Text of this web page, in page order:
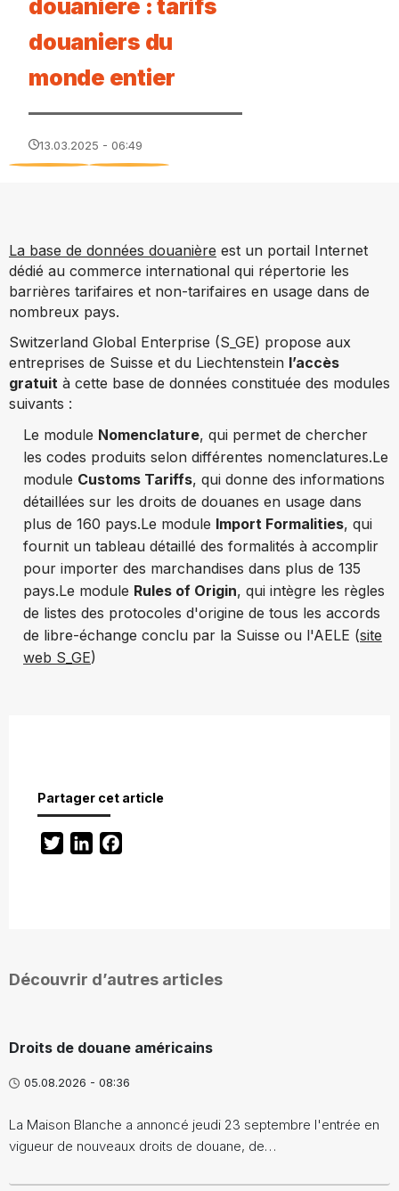
douanière : tarifs
douaniers du
monde entier
13.03.2025 - 06:49
La base de données douanière est un portail Internet
dédié au commerce international qui répertorie les
barrières tarifaires et non-tarifaires en usage dans de
nombreux pays.
Switzerland Global Enterprise (S_GE) propose aux
entreprises de Suisse et du Liechtenstein l’accès
gratuit à cette base de données constituée des modules
suivants :
Le module Nomenclature, qui permet de chercher
les codes produits selon différentes nomenclatures.Le
module Customs Tariffs, qui donne des informations
détaillées sur les droits de douanes en usage dans
plus de 160 pays.Le module Import Formalities, qui
fournit un tableau détaillé des formalités à accomplir
pour importer des marchandises dans plus de 135
pays.Le module Rules of Origin, qui intègre les règles
de listes des protocoles d'origine de tous les accords
de libre-échange conclu par la Suisse ou l'AELE (site
web S_GE)
Partager cet article
TwitterLinkedIn
Découvrir d’autres articles
Droits de douane américains
05.08.2026 - 08:36
La Maison Blanche a annoncé jeudi 23 septembre l'entrée en
vigueur de nouveaux droits de douane, de…